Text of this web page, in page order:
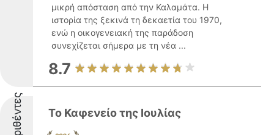
μικρή απόσταση από την Καλαμάτα. Η
ιστορία της ξεκινά τη δεκαετία του 1970,
ενώ η οικογενειακή της παράδοση
συνεχίζεται σήμερα με τη νέα ...
8.7
Το Καφενείο της Ιουλίας